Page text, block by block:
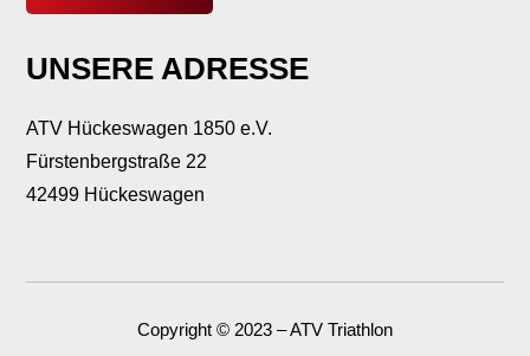
UNSERE ADRESSE
ATV Hückeswagen 1850 e.V.
Fürstenbergstraße 22
42499 Hückeswagen
Copyright © 2023 – ATV Triathlon